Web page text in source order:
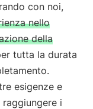
con noi,
nello
della
tutta la durata
esigenze e
i